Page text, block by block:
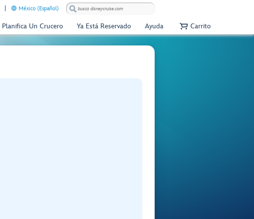
México (Español)
Planifica Un Crucero Ya Está Reservado Ayuda Carrito